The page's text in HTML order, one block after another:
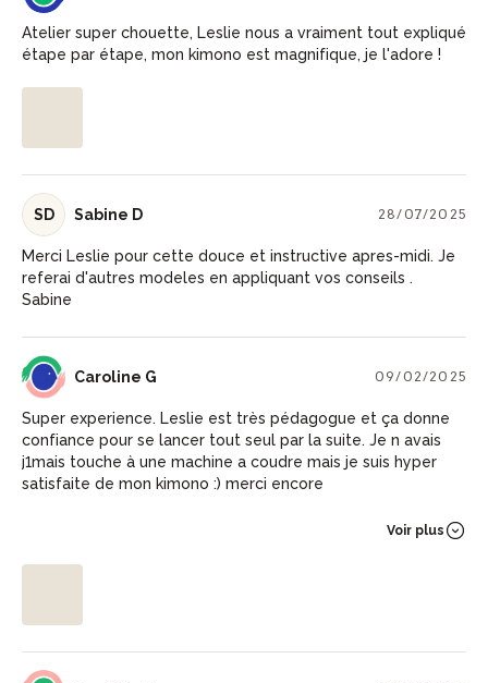
Atelier super chouette, Leslie nous a vraiment tout expliqué
étape par étape, mon kimono est magnifique, je l'adore !
SD Sabine D 28/07/2025
Merci Leslie pour cette douce et instructive apres-midi. Je
referai d'autres modeles en appliquant vos conseils .
Sabine
CG Caroline G 09/02/2025
Super experience. Leslie est très pédagogue et ça donne
confiance pour se lancer tout seul par la suite. Je n avais
j1mais touche à une machine a coudre mais je suis hyper
satisfaite de mon kimono :) merci encore
Voir plus